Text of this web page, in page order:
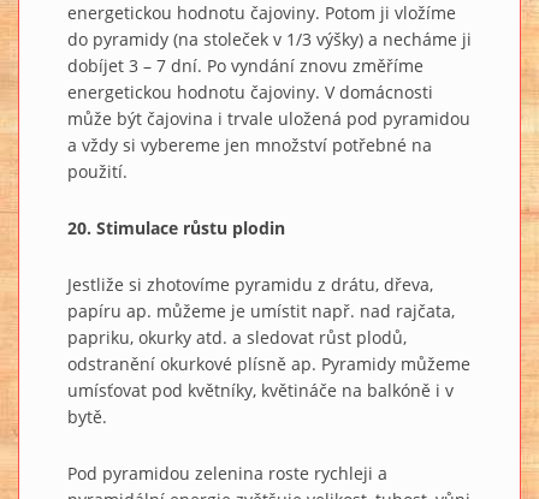
energetickou hodnotu čajoviny. Potom ji vložíme
do pyramidy (na stoleček v 1/3 výšky) a necháme ji
dobíjet 3 – 7 dní. Po vyndání znovu změříme
energetickou hodnotu čajoviny. V domácnosti
může být čajovina i trvale uložená pod pyramidou
a vždy si vybereme jen množství potřebné na
použití.
20. Stimulace růstu plodin
Jestliže si zhotovíme pyramidu z drátu, dřeva,
papíru ap. můžeme je umístit např. nad rajčata,
papriku, okurky atd. a sledovat růst plodů,
odstranění okurkové plísně ap. Pyramidy můžeme
umísťovat pod květníky, květináče na balkóně i v
bytě.
Pod pyramidou zelenina roste rychleji a